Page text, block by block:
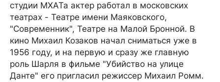
студии МХАТа актер работал в московских
театрах - Театре имени Маяковского,
"Современник", Театре на Малой Бронной. В
кино Михаил Козаков начал сниматься уже в
1956 году, и на первую и сразу же главную
роль Шарля в фильме "Убийство на улице
Данте" его пригласил режиссер Михаил Ромм.